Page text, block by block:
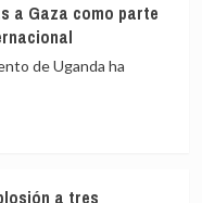
a Gaza como parte
de Uganda ha
a tres